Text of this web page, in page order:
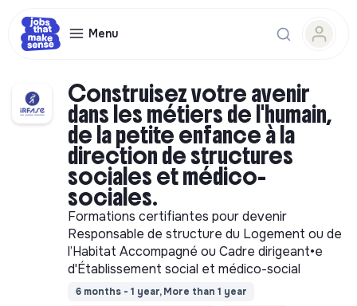
Menu
Construisez votre avenir
dans les métiers de l'humain,
de la petite enfance à la
direction de structures
sociales et médico-
sociales.
Formations certifiantes pour devenir
Responsable de structure du Logement ou de
l’Habitat Accompagné ou Cadre dirigeant•e
d'Établissement social et médico-social
6 months - 1 year, More than 1 year